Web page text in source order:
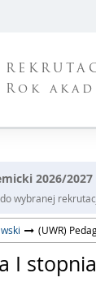
Rok
2026/2027
wybranej
(UWR)
I